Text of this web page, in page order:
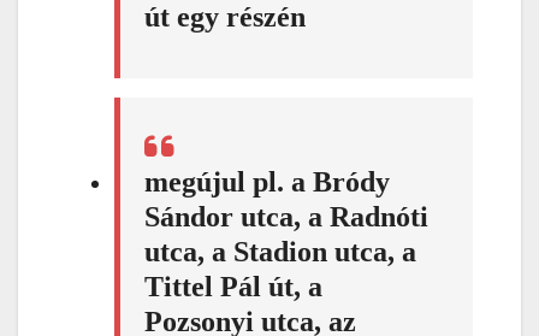
út egy részén
megújul pl. a Bródy
Sándor utca, a Radnóti
utca, a Stadion utca, a
Tittel Pál út, a
Pozsonyi utca, az